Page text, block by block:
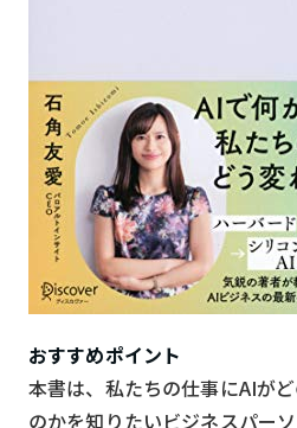
おすすめポイント
本書は、私たちの仕事にAIが
のかを知りたいビジネスパー